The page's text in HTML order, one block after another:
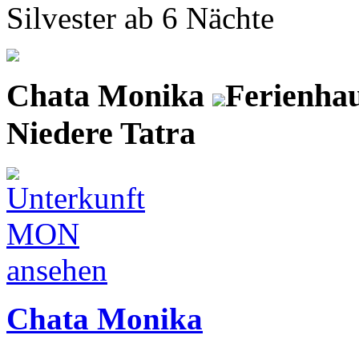
Silvester ab 6 Nächte
Chata Monika
Niedere Tatra
Chata Monika